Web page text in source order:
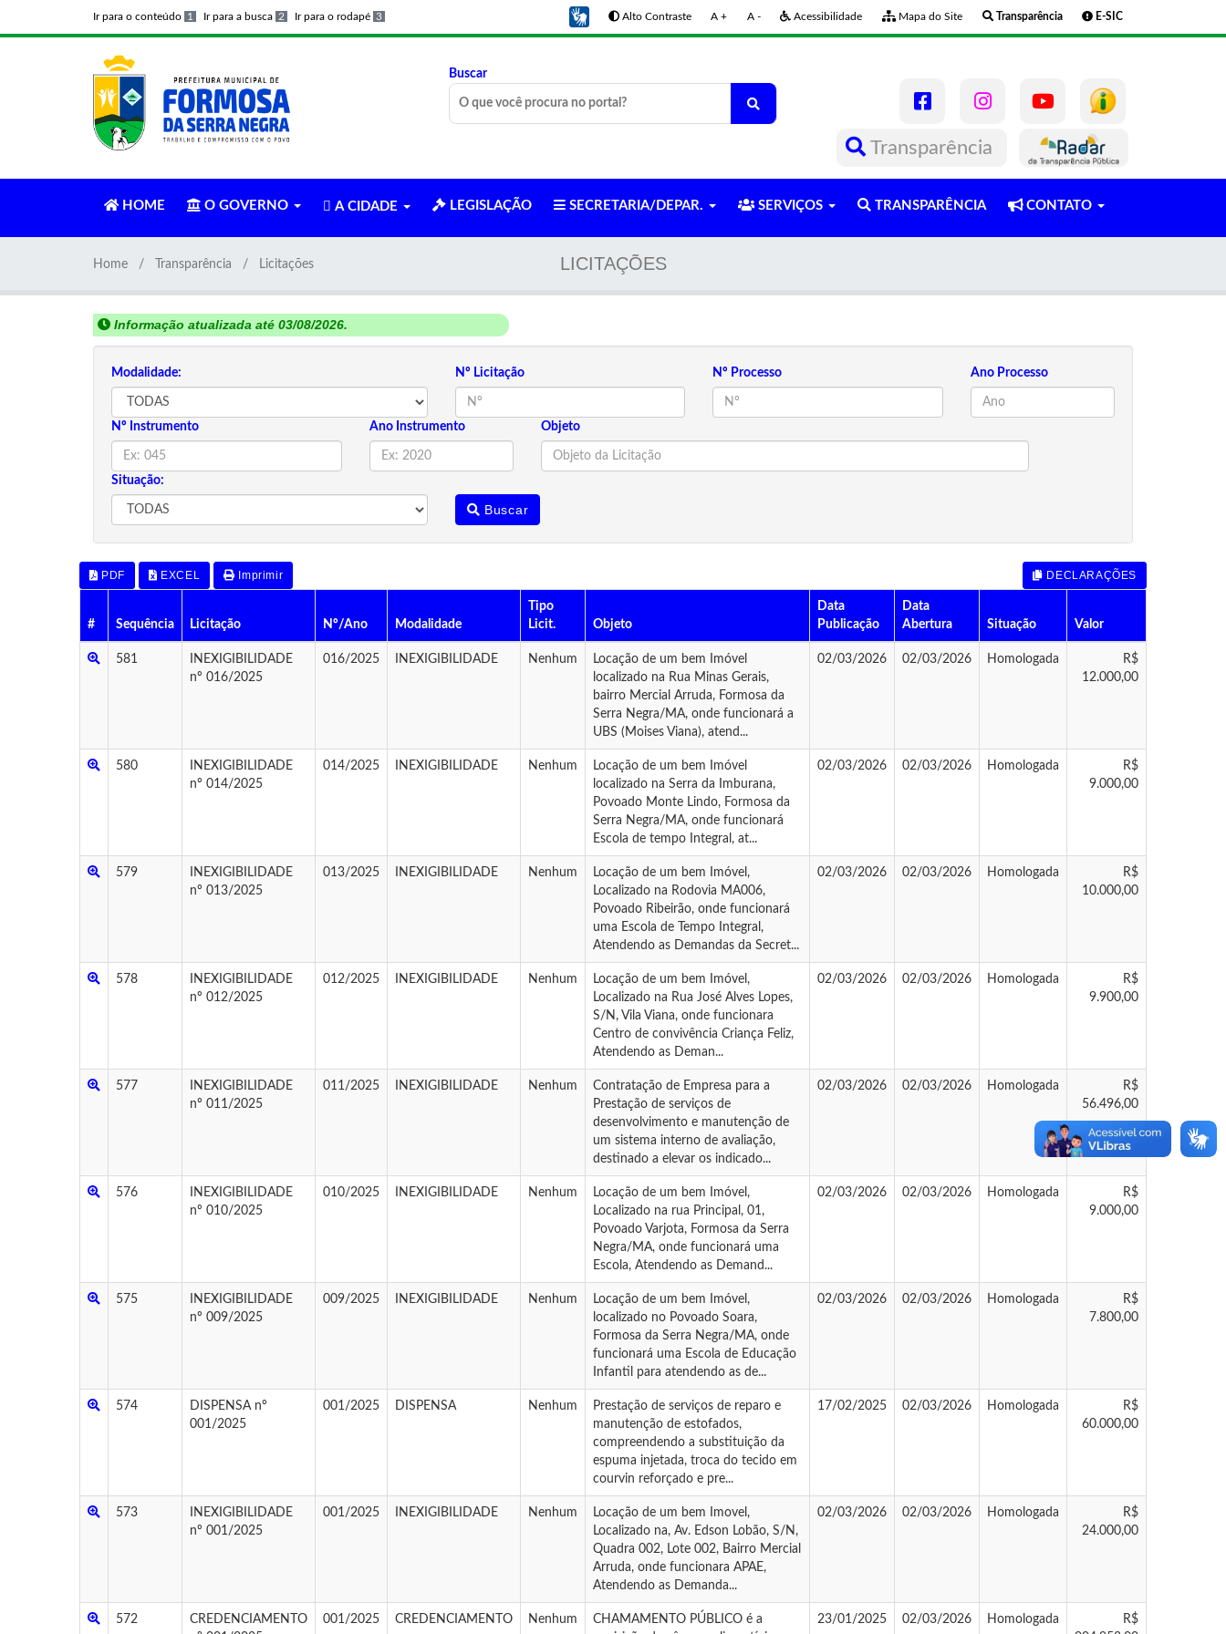
Ir para o conteúdo 1 Ir para a busca 2 Ir para o rodapé 3 Alto Contraste A + A - Acessibilidade Mapa do Site Transparência E-SIC
Buscar
Transparência
HOME O GOVERNO A CIDADE LEGISLAÇÃO SECRETARIA/DEPAR. SERVIÇOS TRANSPARÊNCIA CONTATO
LICITAÇÕES
Home Transparência Licitações
Informação atualizada até 03/08/2026.
Modalidade: Nº Licitação Nº Processo Ano Processo
Nº Instrumento Ano Instrumento Objeto
Situação:
Buscar
PDF EXCEL Imprimir DECLARAÇÕES
# Sequência Licitação Nº/Ano Modalidade
Tipo
Licit.
Objeto
Data
Publicação
Data
Abertura
Situação Valor
581
INEXIGIBILIDADE
nº 016/2025
016/2025 INEXIGIBILIDADE Nenhum
Locação de um bem Imóvel
localizado na Rua Minas Gerais,
bairro Mercial Arruda, Formosa da
Serra Negra/MA, onde funcionará a
UBS (Moises Viana), atend...
02/03/2026 02/03/2026 Homologada
R$
12.000,00
580
INEXIGIBILIDADE
nº 014/2025
014/2025 INEXIGIBILIDADE Nenhum
Locação de um bem Imóvel
localizado na Serra da Imburana,
Povoado Monte Lindo, Formosa da
Serra Negra/MA, onde funcionará
Escola de tempo Integral, at...
02/03/2026 02/03/2026 Homologada
R$
9.000,00
579
INEXIGIBILIDADE
nº 013/2025
013/2025 INEXIGIBILIDADE Nenhum
Locação de um bem Imóvel,
Localizado na Rodovia MA006,
Povoado Ribeirão, onde funcionará
uma Escola de Tempo Integral,
Atendendo as Demandas da Secret...
02/03/2026 02/03/2026 Homologada
R$
10.000,00
578
INEXIGIBILIDADE
nº 012/2025
012/2025 INEXIGIBILIDADE Nenhum
Locação de um bem Imóvel,
Localizado na Rua José Alves Lopes,
S/N, Vila Viana, onde funcionara
Centro de convivência Criança Feliz,
Atendendo as Deman...
02/03/2026 02/03/2026 Homologada
R$
9.900,00
577
INEXIGIBILIDADE
nº 011/2025
011/2025 INEXIGIBILIDADE Nenhum
Contratação de Empresa para a
Prestação de serviços de
desenvolvimento e manutenção de
um sistema interno de avaliação,
destinado a elevar os indicado...
02/03/2026 02/03/2026 Homologada
R$
56.496,00
576
INEXIGIBILIDADE
nº 010/2025
010/2025 INEXIGIBILIDADE Nenhum
Locação de um bem Imóvel,
Localizado na rua Principal, 01,
Povoado Varjota, Formosa da Serra
Negra/MA, onde funcionará uma
Escola, Atendendo as Demand...
02/03/2026 02/03/2026 Homologada
R$
9.000,00
575
INEXIGIBILIDADE
nº 009/2025
009/2025 INEXIGIBILIDADE Nenhum
Locação de um bem Imóvel,
localizado no Povoado Soara,
Formosa da Serra Negra/MA, onde
funcionará uma Escola de Educação
Infantil para atendendo as de...
02/03/2026 02/03/2026 Homologada
R$
7.800,00
574
DISPENSA nº
001/2025
001/2025 DISPENSA Nenhum
Prestação de serviços de reparo e
manutenção de estofados,
compreendendo a substituição da
espuma injetada, troca do tecido em
courvin reforçado e pre...
17/02/2025 02/03/2026 Homologada
R$
60.000,00
573
INEXIGIBILIDADE
nº 001/2025
001/2025 INEXIGIBILIDADE Nenhum
Locação de um bem Imovel,
Localizado na, Av. Edson Lobão, S/N,
Quadra 002, Lote 002, Bairro Mercial
Arruda, onde funcionara APAE,
Atendendo as Demanda...
02/03/2026 02/03/2026 Homologada
R$
24.000,00
572
CREDENCIAMENTO
001/2025 CREDENCIAMENTO Nenhum
CHAMAMENTO PÚBLICO é a
23/01/2025 02/03/2026 Homologada
R$